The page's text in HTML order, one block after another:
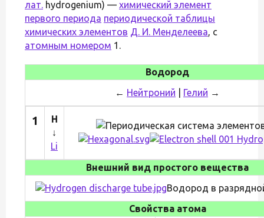
лат. hydrogenium) — химический элемент
первого периода периодической таблицы
химических элементов Д. И. Менделеева, с
атомным номером 1.
Водород
← Нейтроний Гелий →
1
H
↓
Li
Внешний вид простого вещества
Водород в
Свойства атома